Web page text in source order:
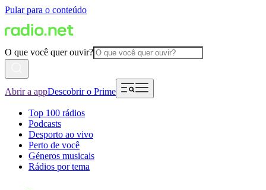
Pular para o conteúdo
O que você quer ouvir?
Abrir a appDescobrir o Prime
Top 100 rádios
Podcasts
Desporto ao vivo
Perto de você
Géneros musicais
Rádios por tema